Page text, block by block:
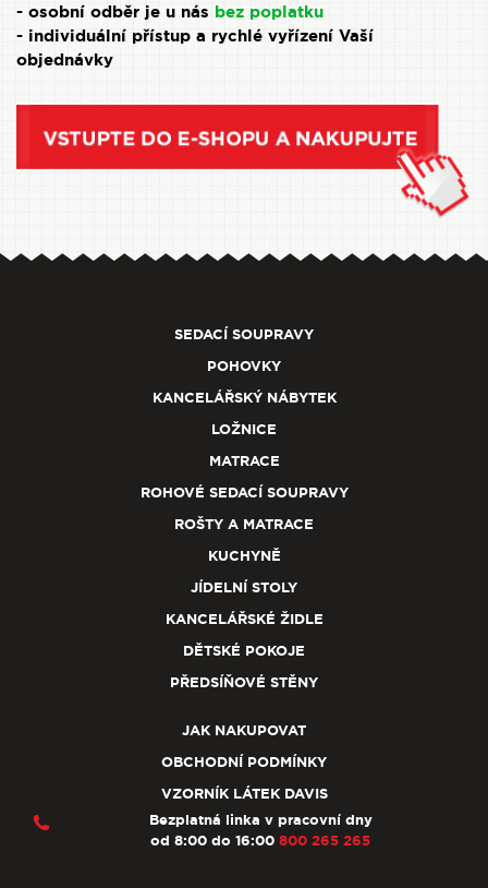
- osobní odběr je u nás bez poplatku
- individuální přístup a rychlé vyřízení Vaší
objednávky
SEDACÍ SOUPRAVY
POHOVKY
KANCELÁŘSKÝ NÁBYTEK
LOŽNICE
MATRACE
ROHOVÉ SEDACÍ SOUPRAVY
ROŠTY A MATRACE
KUCHYNĚ
JÍDELNÍ STOLY
KANCELÁŘSKÉ ŽIDLE
DĚTSKÉ POKOJE
PŘEDSÍŇOVÉ STĚNY
JAK NAKUPOVAT
OBCHODNÍ PODMÍNKY
VZORNÍK LÁTEK DAVIS
Bezplatná linka v pracovní dny
od 8:00 do 16:00 800 265 265